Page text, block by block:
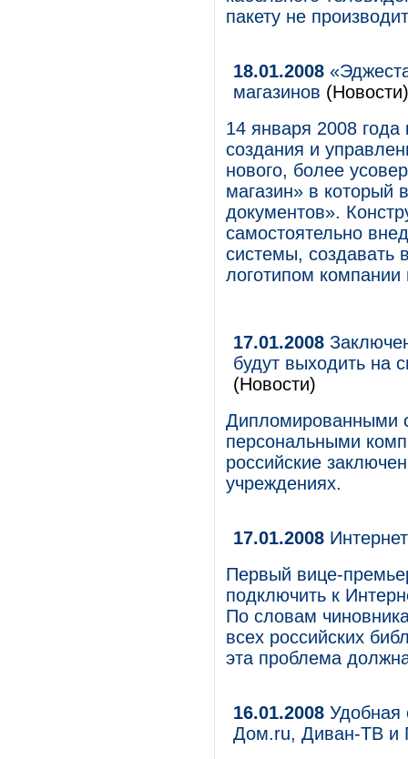
пакету не
18.01.2008
магазинов (Новости)
14 января 2008
создания и
нового, более
магазин» в который
документов».
самостоятельно
системы, создавать
логотипом
17.01.2008
будут выходить на
(Новости)
Дипломированными
персональными
российские
учреждениях.
17.01.2008
Первый вице-
подключить к
По словам
всех российских
эта проблема
16.01.2008 Удобная
Дом.ru, Диван-ТВ и